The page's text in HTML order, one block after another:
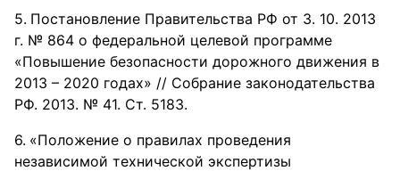
Постановление Правительства РФ от 3. 10. 2013
г. № 864 о федеральной целевой программе
«Повышение безопасности дорожного движения в
2013 – 2020 годах» // Собрание законодательства
РФ. 2013. № 41. Ст. 5183.
«Положение о правилах проведения
независимой технической экспертизы